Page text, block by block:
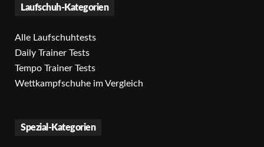
Laufschuh-Kategorien
Alle Laufschuhtests
Daily Trainer Tests
Tempo Trainer Tests
Wettkampfschuhe im Vergleich
Spezial-Kategorien